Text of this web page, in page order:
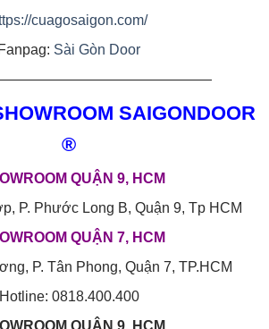
cuagosaigon.com/
Fanpag: Sài Gòn Door
SAIGONDOOR
®
QUẬN 9, HCM
P. Phước Long B, Quận 9, Tp HCM
QUẬN 7, HCM
P. Tân Phong, Quận 7, TP.HCM
Hotline: 0818.400.400